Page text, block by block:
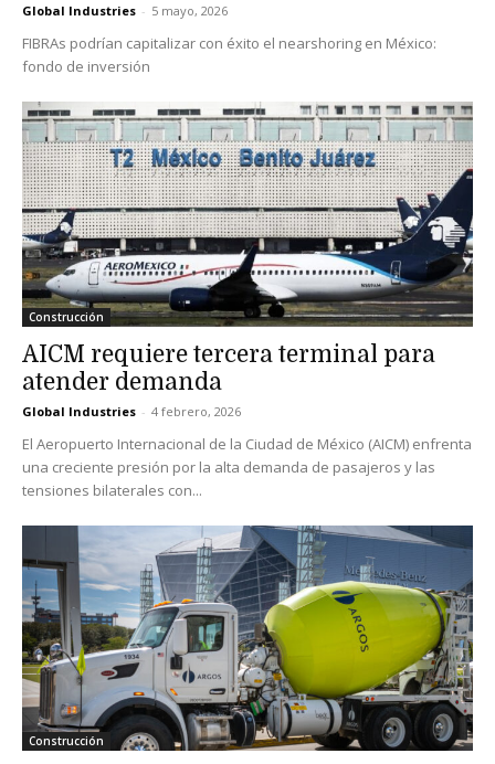
Global Industries - 5 mayo, 2026
FIBRAs podrían capitalizar con éxito el nearshoring en México:
fondo de inversión
Construcción
AICM requiere tercera terminal para
atender demanda
Global Industries - 4 febrero, 2026
El Aeropuerto Internacional de la Ciudad de México (AICM) enfrenta
una creciente presión por la alta demanda de pasajeros y las
tensiones bilaterales con...
Construcción